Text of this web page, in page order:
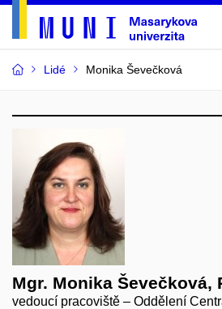
Lidé Monika Ševečková
Mgr. Monika Ševečková,
vedoucí pracoviště – Oddělení